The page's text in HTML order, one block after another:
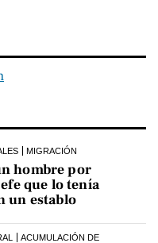
MIGRACIÓN
hombre por
que lo tenía
un establo
ACUMULACIÓN DE